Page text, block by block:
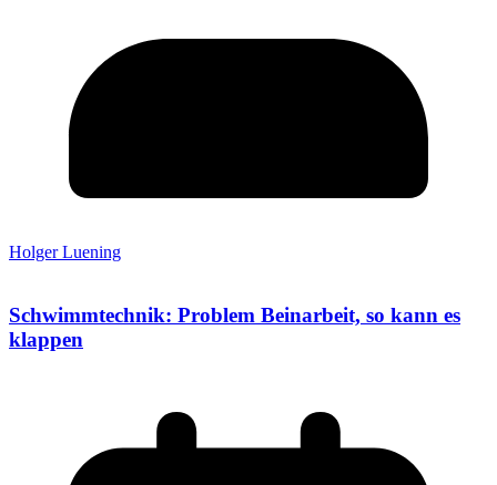
Holger Luening
Schwimmtechnik: Problem Beinarbeit, so kann es
klappen